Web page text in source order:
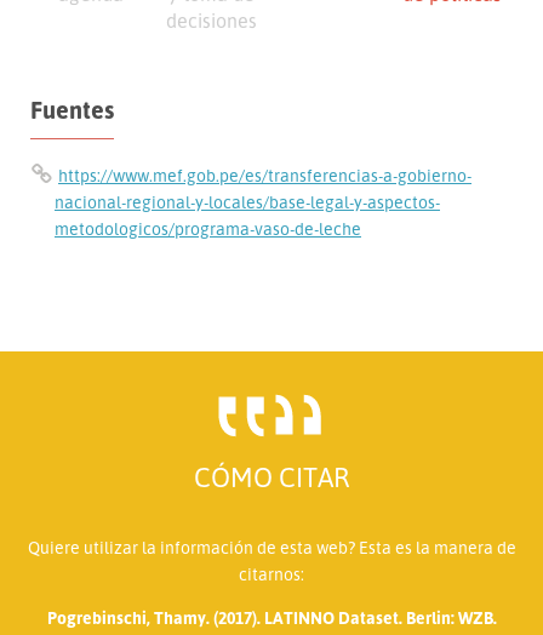
decisiones
Fuentes
https://www.mef.gob.pe/es/transferencias-a-gobierno-
nacional-regional-y-locales/base-legal-y-aspectos-
metodologicos/programa-vaso-de-leche
CÓMO CITAR
Quiere utilizar la información de esta web? Esta es la manera de
citarnos:
Pogrebinschi, Thamy. (2017). LATINNO Dataset. Berlin: WZB.